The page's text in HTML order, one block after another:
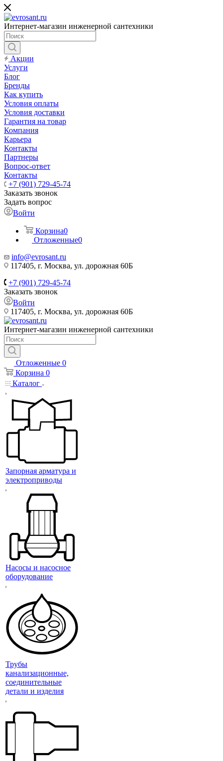
Интернет-магазин инженерной сантехники
Акции
Услуги
Блог
Бренды
Как купить
Условия оплаты
Условия доставки
Гарантия на товар
Компания
Карьера
Контакты
Партнеры
Вопрос-ответ
Контакты
+7 (901) 729-45-74
Заказать звонок
Задать вопрос
Войти
Корзина0
Отложенные0
info@evrosant.ru
117405, г. Москва, ул. дорожная 60Б
+7 (901) 729-45-74
Заказать звонок
Войти
117405, г. Москва, ул. дорожная 60Б
Интернет-магазин инженерной сантехники
Отложенные 0
Корзина 0
Каталог
Запорная арматура и
электроприводы
Насосы и насосное
оборудование
Трубы
канализационные,
соединительные
детали и изделия